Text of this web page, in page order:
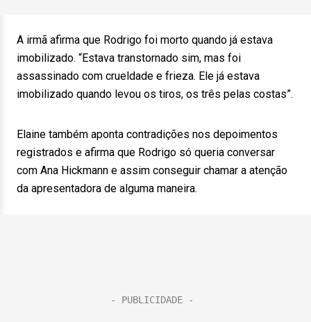
A irmã afirma que Rodrigo foi morto quando já estava
imobilizado. “Estava transtornado sim, mas foi
assassinado com crueldade e frieza. Ele já estava
imobilizado quando levou os tiros, os três pelas costas”.
Elaine também aponta contradições nos depoimentos
registrados e afirma que Rodrigo só queria conversar
com Ana Hickmann e assim conseguir chamar a atenção
da apresentadora de alguma maneira.